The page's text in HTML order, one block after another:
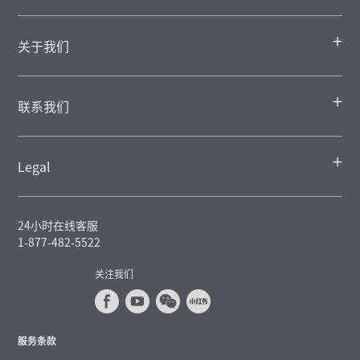
关于我们
联系我们
Legal
24小时在线客服
1-877-482-5522
关注我们
服务条款